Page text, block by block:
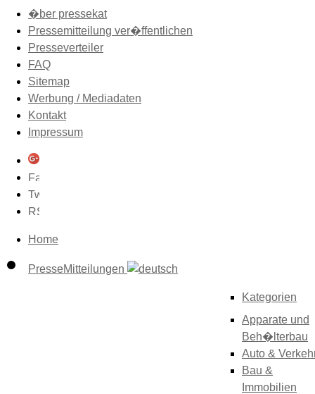
�ber pressekat
Pressemitteilung ver�ffentlichen
Presseverteiler
FAQ
Sitemap
Werbung / Mediadaten
Kontakt
Impressum
Home
PresseMitteilungen
Kategorien
Apparate und
Beh�lterbau
Auto &
Bau &
Immobilien